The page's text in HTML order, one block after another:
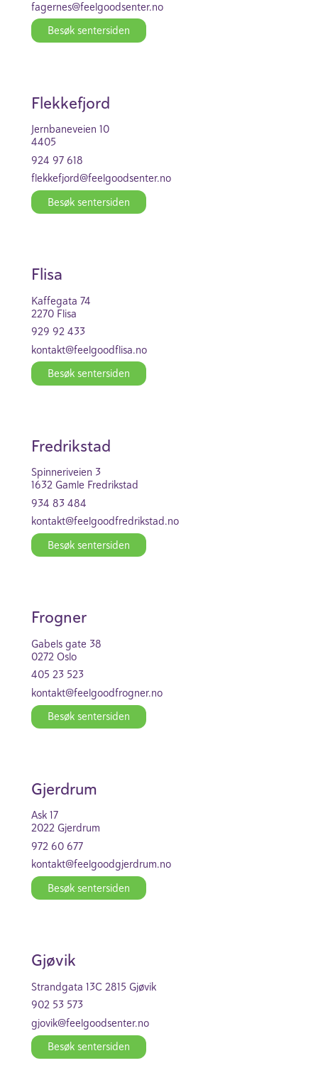
fagernes@feel­good­se­nter.no
Besøk senter­siden
Flekke­f­jord
Jern­ba­ne­veien 10
4405
924 97 618
flekke­f­jord@feel­good­se­nter.no
Besøk senter­siden
Flisa
Kaff­e­gata 74
2270 Flisa
929 92 433
kontakt@feel­good­flisa.no
Besøk senter­siden
Fredri­k­stad
Spinneri­veien 3
1632 Gamle Fredri­k­stad
934 83 484
kontakt@feel­good­fredri­k­stad.no
Besøk senter­siden
Frogner
Gabels gate 38
0272 Oslo
405 23 523
kontakt@feel­good­frogner.no
Besøk senter­siden
Gjerdrum
Ask 17
2022 Gjerdrum
972 60 677
kontakt@feel­goo­d­gjerdrum.no
Besøk senter­siden
Gjøvik
Strand­gata 13C 2815 Gjøvik
902 53 573
gjovik@feel­good­se­nter.no
Besøk senter­siden